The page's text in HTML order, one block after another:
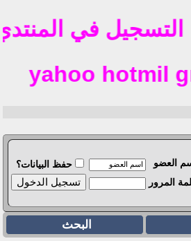
في
العضو
حفظ البيانات؟
المرور
البحث